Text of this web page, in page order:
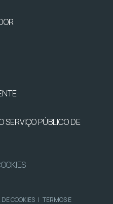
SERVIÇO PÚBLICO DE
COOKIES | TERMOS E